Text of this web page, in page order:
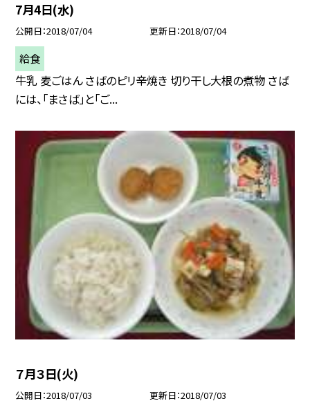
7月4日(水)
公開日 2018/07/04 更新日 2018/07/04
給食
牛乳 麦ごはん さばのピリ辛焼き 切り干し大根の煮物 さば
には、「まさば」と「ご...
７月３日(火)
公開日 2018/07/03 更新日 2018/07/03